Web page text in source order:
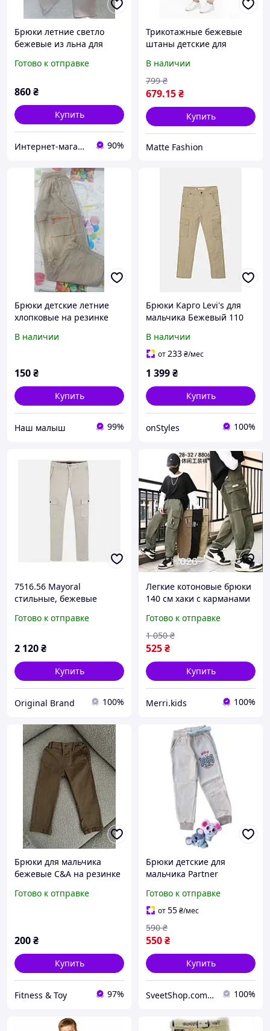
Брюки летние светло
бежевые из льна для
см
Готово к отправке
860₴
Купить
Интернет-магазин "Лимпопо"- для детей и подростков 90%
Трикотажные бежевые
штаны детские для
(1157)
В наличии
679.15₴
799 ₴
Купить
Matte Fashion
Брюки детские летние
хлопковые на резинке
бежевые.
В наличии
150₴
Купить
‏Наш малыш 99%
Брюки Карго Levi's для
мальчика Бежевый 110
В наличии
от233₴/мес
1 399₴
Купить
onStyles 100%
7516.56 Mayoral
стильные, бежевые
см
Готово к отправке
2 120₴
Купить
Original Brand 100%
Легкие котоновые брюки
140 см хаки с карманами
детские летние крутые
штаны джоггеры хлопок
Готово к отправке
525₴
1 050 ₴
Купить
Merri.kids 100%
Брюки для мальчика
бежевые C&A на резинке
Готово к отправке
200₴
Купить
Fitness & Toy 97%
Брюки детские для
мальчика Partner
на флисе 110 см бежевые
Готово к отправке
от55₴/мес
550₴
590 ₴
Купить
SveetShop.com.ua - магазин обуви и одежды 100%